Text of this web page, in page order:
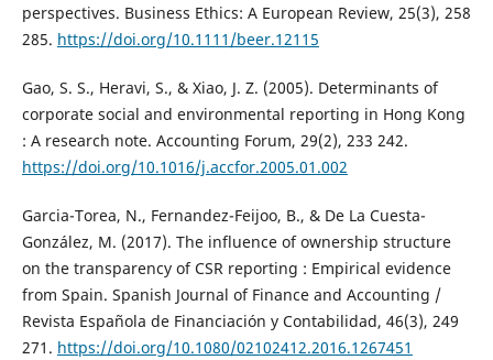
perspectives. Business Ethics: A European Review, 25(3), 258
285. https://doi.org/10.1111/beer.12115
Gao, S. S., Heravi, S., & Xiao, J. Z. (2005). Determinants of
corporate social and environmental reporting in Hong Kong
: A research note. Accounting Forum, 29(2), 233 242.
https://doi.org/10.1016/j.accfor.2005.01.002
Garcia-Torea, N., Fernandez-Feijoo, B., & De La Cuesta-
González, M. (2017). The influence of ownership structure
on the transparency of CSR reporting : Empirical evidence
from Spain. Spanish Journal of Finance and Accounting /
Revista Española de Financiación y Contabilidad, 46(3), 249
271. https://doi.org/10.1080/02102412.2016.1267451